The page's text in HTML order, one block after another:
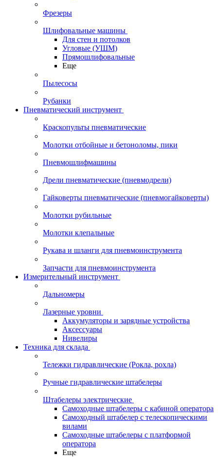
Фрезеры
Шлифовальные машины
Для стен и потолков
Угловые (УШМ)
Прямошлифовальные
Еще
Пылесосы
Рубанки
Пневматический инструмент
Краскопульты пневматические
Молотки отбойные и бетоноломы, пики
Пневмошлифмашины
Дрели пневматические (пневмодрели)
Гайковерты пневматические (пневмогайковерты)
Молотки рубильные
Молотки клепальные
Рукава и шланги для пневмоинструмента
Запчасти для пневмоинструмента
Измерительный инструмент
Дальномеры
Лазерные уровни
Аккумуляторы и зарядные устройства
Аксессуары
Нивелиры
Техника для склада
Тележки гидравлические (Рокла, рохла)
Ручные гидравлические штабелеры
Штабелеры электрические
Самоходные штабелеры с кабиной оператора
Самоходный штабелер с телескопическими
вилами
Самоходные штабелеры с платформой
оператора
Еще